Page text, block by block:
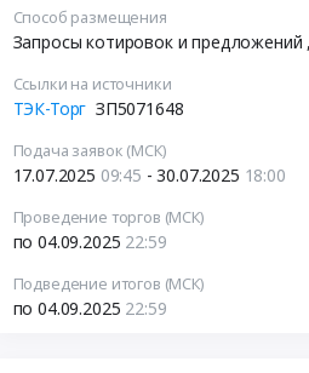
Способ размещения
Запросы котировок и предложений
Ссылки на источники
ТЭК-Торг ЗП5071648
Подача заявок (МСК)
17.07.2025 09:45 - 30.07.2025 18:00
Проведение торгов (МСК)
по 04.09.2025 22:59
Подведение итогов (МСК)
по 04.09.2025 22:59